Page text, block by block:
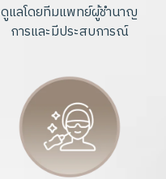
ดูแลโดยทีมแพทย์ผู้ชำนาญ
การและมีประสบการณ์